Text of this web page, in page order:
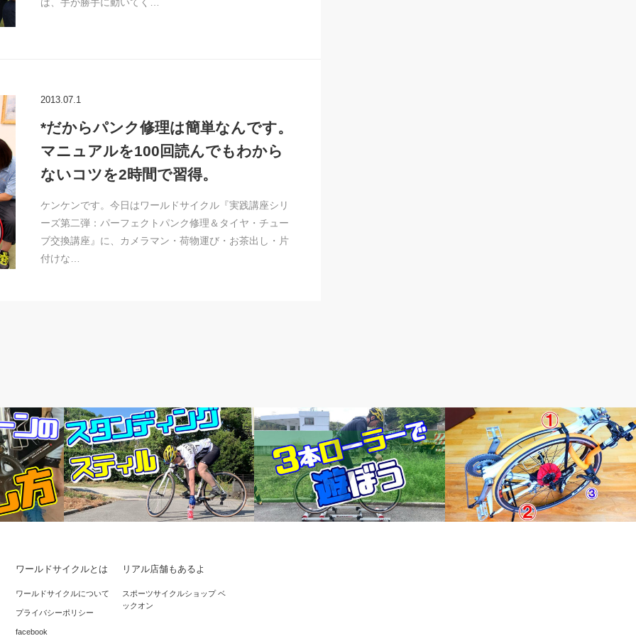
2013.07.1
*だからパンク修理は簡単なんです。
マニュアルを100回読んでもわから
ないコツを2時間で習得。
ケンケンです。今日はワールドサイクル『実践講座シリ
ーズ第二弾：パーフェクトパンク修理＆タイヤ・チュー
ブ交換講座』に、カメラマン・荷物運び・お茶出し・片
付けな…
たチェーン
スタンディングスティルから、ボトルを
置いて、拾う。
ワールドサイクルとは
ワールドサイクルについて
プライバシーポリシー
facebook
リアル店舗もあるよ
スポーツサイクルショップ ベ
ックオン